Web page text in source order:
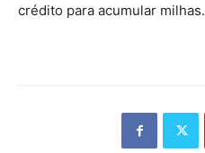
crédito para acumular milhas.